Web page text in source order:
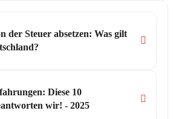
der Steuer absetzen: Was gilt
Diese 10
wir! - 2025